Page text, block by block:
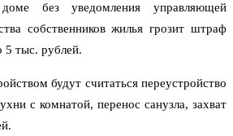
без уведомления управляющей
собственников жилья грозит штраф
5 тыс. рублей.
будут считаться переустройство
с комнатой, перенос санузла, захват